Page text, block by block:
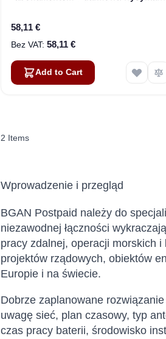
58,11 €
58,11 €
Add to Cart
2 Items
Wprowadzenie i przegląd
BGAN Postpaid należy do
niezawodnej łączności
pracy zdalnej, operacji morskich
projektów rządowych, obiektów
Europie i na świecie.
Dobrze zaplanowane
uwagę sieć, plan czasowy, typ
czas pracy baterii, środowisko